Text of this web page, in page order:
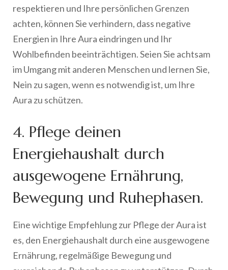
respektieren und Ihre persönlichen Grenzen
achten, können Sie verhindern, dass negative
Energien in Ihre Aura eindringen und Ihr
Wohlbefinden beeinträchtigen. Seien Sie achtsam
im Umgang mit anderen Menschen und lernen Sie,
Nein zu sagen, wenn es notwendig ist, um Ihre
Aura zu schützen.
4. Pflege deinen
Energiehaushalt durch
ausgewogene Ernährung,
Bewegung und Ruhephasen.
Eine wichtige Empfehlung zur Pflege der Aura ist
es, den Energiehaushalt durch eine ausgewogene
Ernährung, regelmäßige Bewegung und